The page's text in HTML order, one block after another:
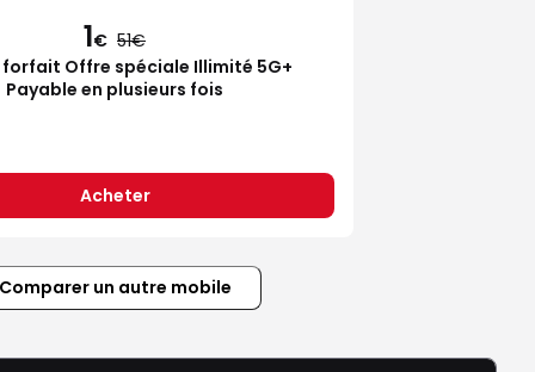
1€ 51
forfait Offre spéciale Illimité 5G+
Payable en plusieurs fois
Acheter
un autre mobile